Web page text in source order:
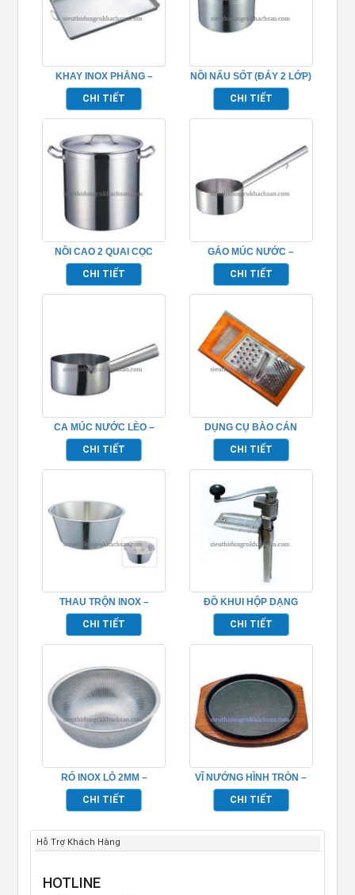
KHAY INOX PHẲNG –
TP696060
CHI TIẾT
NỒI NẤU SỐT (ĐÁY 2 LỚP)
– TP696020
CHI TIẾT
NỒI CAO 2 QUAI CỌC
INOX (ĐÁY 2 LỚP) –
TP696001
CHI TIẾT
GÁO MÚC NƯỚC –
TP696084
CHI TIẾT
CA MÚC NƯỚC LÈO –
TP696087
CHI TIẾT
DỤNG CỤ BÀO CÁN
NHỰA- TP696104
CHI TIẾT
THAU TRỘN INOX –
TP696039
CHI TIẾT
ĐỒ KHUI HỘP DẠNG
ĐỨNG – TP696101
CHI TIẾT
RỔ INOX LỖ 2MM –
TP696051
CHI TIẾT
VĨ NƯỚNG HÌNH TRÒN –
TP696063
CHI TIẾT
Hỗ Trợ Khách Hàng
HOTLINE